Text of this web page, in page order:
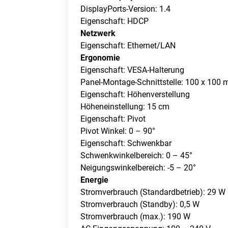
DisplayPorts-Version: 1.4
Eigenschaft: HDCP
Netzwerk
Eigenschaft: Ethernet/LAN
Ergonomie
Eigenschaft: VESA-Halterung
Panel-Montage-Schnittstelle: 100 x 100
Eigenschaft: Höhenverstellung
Höheneinstellung: 15 cm
Eigenschaft: Pivot
Pivot Winkel: 0 – 90°
Eigenschaft: Schwenkbar
Schwenkwinkelbereich: 0 – 45°
Neigungswinkelbereich: -5 – 20°
Energie
Stromverbrauch (Standardbetrieb): 29 W
Stromverbrauch (Standby): 0,5 W
Stromverbrauch (max.): 190 W